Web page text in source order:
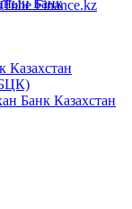
Банк
Казахстан
Банк Казахстан
Finance.kz